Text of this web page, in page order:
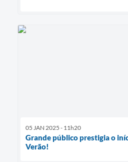
05 JAN 2025 - 11h20
Grande público prestigia o
Verão!